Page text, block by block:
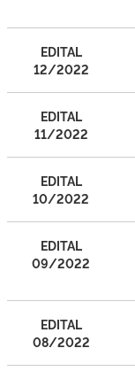
EDITAL
12/2022
EDITAL
11/2022
EDITAL
10/2022
EDITAL
09/2022
EDITAL
08/2022